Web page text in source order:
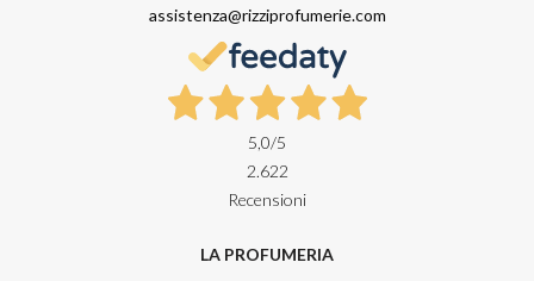
assistenza@rizziprofumerie.com
5,0/5
2.622
Recensioni
LA PROFUMERIA